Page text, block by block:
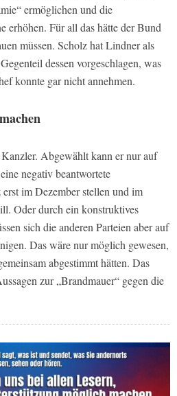
ermöglichen und die
erhöhen. Für all das hätte der Bund
müssen. Scholz hat Lindner als
dessen vorgeschlagen, was
konnte gar nicht annehmen.
Abgewählt kann er nur auf
negativ beantwortete
im Dezember stellen und im
Oder durch ein konstruktives
sich die anderen Parteien aber auf
Das wäre nur möglich gewesen,
abgestimmt hätten. Das
zur „Brandmauer“ gegen die